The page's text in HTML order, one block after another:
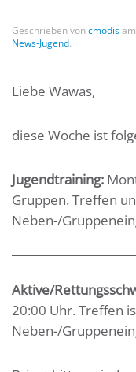
Geschrieben voncmodisam
News-Jugend.
Liebe Wawas,
diese Woche ist
Jugendtraining:
Gruppen. Treffen
Neben-/
Aktive/
20:00 Uhr. Treffen
Neben-/